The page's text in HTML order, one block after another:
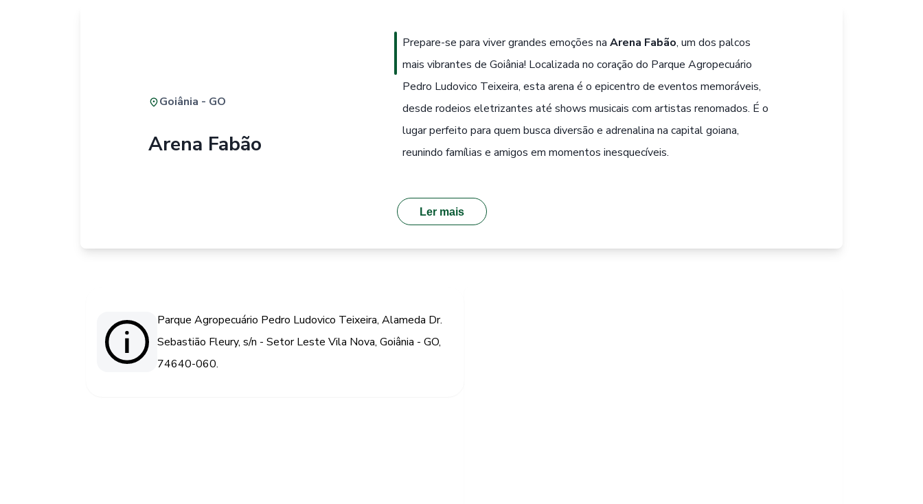
Goiânia - GO
Arena Fabão
Prepare-se para viver grandes emoções naArena Fabão, um dos palcos
mais vibrantes de Goiânia! Localizada no coração do Parque Agropecuário
Pedro Ludovico Teixeira, esta arena é o epicentro de eventos memoráveis,
desde rodeios eletrizantes até shows musicais com artistas renomados. É o
lugar perfeito para quem busca diversão e adrenalina na capital goiana,
reunindo famílias e amigos em momentos inesquecíveis.
Ler mais
Parque Agropecuário Pedro Ludovico Teixeira, Alameda Dr.
Sebastião Fleury, s/n - Setor Leste Vila Nova, Goiânia - GO,
74640-060.